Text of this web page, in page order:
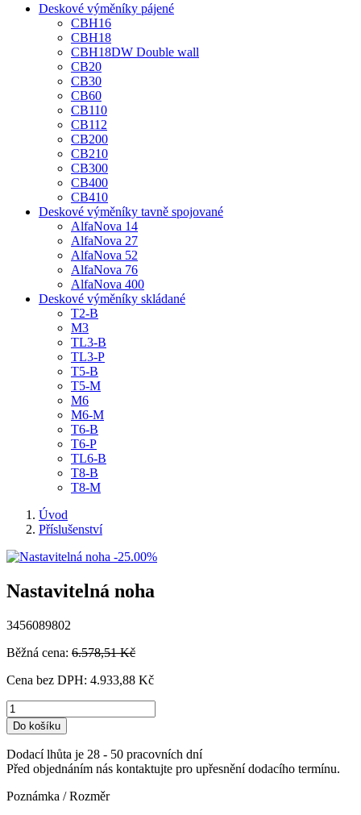
Deskové výměníky pájené
CBH16
CBH18
CBH18DW Double wall
CB20
CB30
CB60
CB110
CB112
CB200
CB210
CB300
CB400
CB410
Deskové výměníky tavně spojované
AlfaNova 14
AlfaNova 27
AlfaNova 52
AlfaNova 76
AlfaNova 400
Deskové výměníky skládané
T2-B
M3
TL3-B
TL3-P
T5-B
T5-M
M6
M6-M
T6-B
T6-P
TL6-B
T8-B
T8-M
Úvod
Příslušenství
-25.00%
Nastavitelná noha
3456089802
Běžná cena: 6.578,51 Kč
Cena bez DPH: 4.933,88 Kč
Do košíku
Dodací lhůta je 28 - 50 pracovních dní
Před objednáním nás kontaktujte pro upřesnění dodacího termínu.
Poznámka / Rozměr